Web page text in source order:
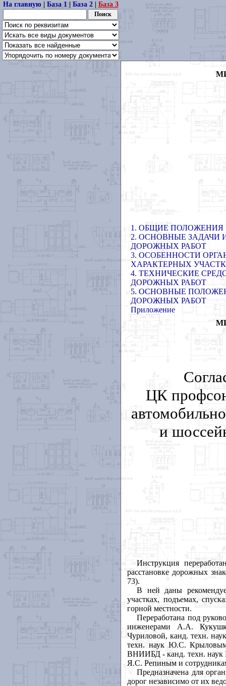
На главную| База 1| База 2| База 3
1. ОБЩИЕ ПОЛОЖЕНИЯ
2. ОСНОВНЫЕ ЗАДАЧИ
ДОРОЖНЫХ РАБОТ
3. ОСОБЕННОСТИ
ХАРАКТЕРНЫХ
4. ТЕХНИЧЕСКИЕ
ДОРОЖНЫХ РАБОТ
5. ОСНОВНЫЕ
ДОРОЖНЫХ РАБОТ
Приложение
ЦК
и
Инструкция
расстановке дорожных
73).
В ней даны
участках, подъемах,
горной местности.
Переработана под
инженерами А.А.
Чуриловой, канд. техн.
техн. наук Ю.С.
ВНИИБД - канд. техн. наук
Я.С. Репиным и
Предназначена для
дорог независимо от их